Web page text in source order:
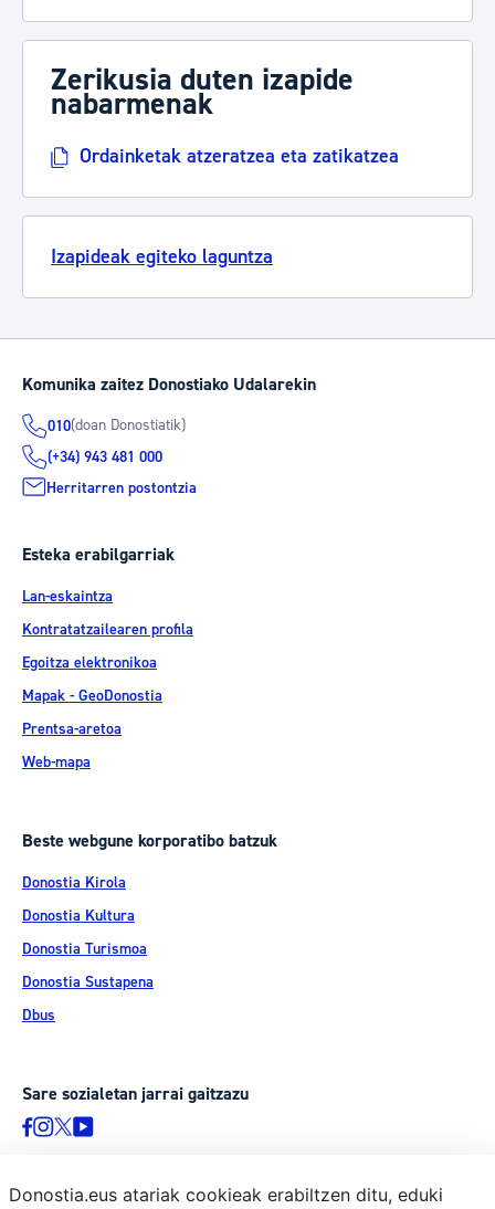
Zerikusia duten izapide
nabarmenak
Ordainketak atzeratzea eta zatikatzea
Izapideak egiteko laguntza
Komunika zaitez Donostiako Udalarekin
010(doan Donostiatik)
(+34) 943 481 000
Herritarren postontzia
Esteka erabilgarriak
Lan-eskaintza
Kontratatzailearen profila
Egoitza elektronikoa
Mapak - GeoDonostia
Prentsa-aretoa
Web-mapa
Beste webgune korporatibo batzuk
Donostia Kirola
Donostia Kultura
Donostia Turismoa
Donostia Sustapena
Dbus
Sare sozialetan jarrai gaitzazu
Donostia.eus atariak cookieak erabiltzen ditu, eduki